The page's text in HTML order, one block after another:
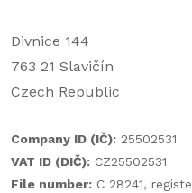
Divnice 144
763 21 Slavičín
Czech Republic
Company ID (IČ): 25502531
VAT ID (DIČ): CZ25502531
File number: C 28241,